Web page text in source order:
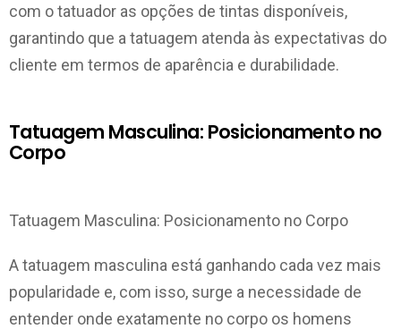
com o tatuador as opções de tintas disponíveis,
garantindo que a tatuagem atenda às expectativas do
cliente em termos de aparência e durabilidade.
Tatuagem Masculina: Posicionamento no
Corpo
Tatuagem Masculina: Posicionamento no Corpo
A tatuagem masculina está ganhando cada vez mais
popularidade e, com isso, surge a necessidade de
entender onde exatamente no corpo os homens